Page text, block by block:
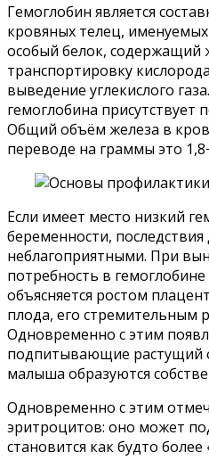
Гемоглобин является
кровяных телец,
особый белок, содержащий
транспортировку
выведение углекислого
гемоглобина присутствует
Общий объём железа в
переводе на граммы это
Если имеет место низкий
беременности,
неблагоприятными. При
потребность в гемоглобине
объясняется ростом
плода, его стремительным
Одновременно с этим
подпитывающие растущий
малыша образуются
Одновременно с этим
эритроцитов: оно может
становится как будто